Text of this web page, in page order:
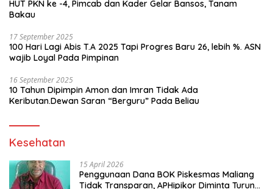
HUT PKN ke -4, Pimcab dan Kader Gelar Bansos, Tanam
Bakau
17 September 2025
100 Hari Lagi Abis T.A 2025 Tapi Progres Baru 26, lebih %. ASN
wajib Loyal Pada Pimpinan
16 September 2025
10 Tahun Dipimpin Amon dan Imran Tidak Ada
Keributan.Dewan Saran “Berguru” Pada Beliau
Kesehatan
15 April 2026
Penggunaan Dana BOK Piskesmas Maliang
Tidak Transparan, APHipikor Diminta Turun